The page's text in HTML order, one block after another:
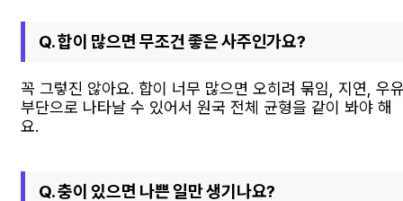
Q. 합이 많으면 무조건 좋은 사주인가요?
꼭 그렇진 않아요. 합이 너무 많으면 오히려 묶임, 지연, 우
부단으로 나타날 수 있어서 원국 전체 균형을 같이 봐야 해
요.
Q. 충이 있으면 나쁜 일만 생기나요?